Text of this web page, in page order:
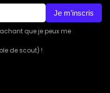
Je m’inscris
que je peux me
de scout) !